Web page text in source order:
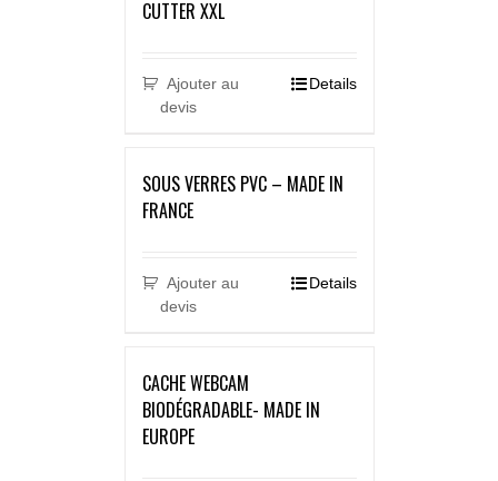
CUTTER XXL
Ajouter au
devis
Details
SOUS VERRES PVC – MADE IN
FRANCE
Ajouter au
devis
Details
CACHE WEBCAM
BIODÉGRADABLE- MADE IN
EUROPE